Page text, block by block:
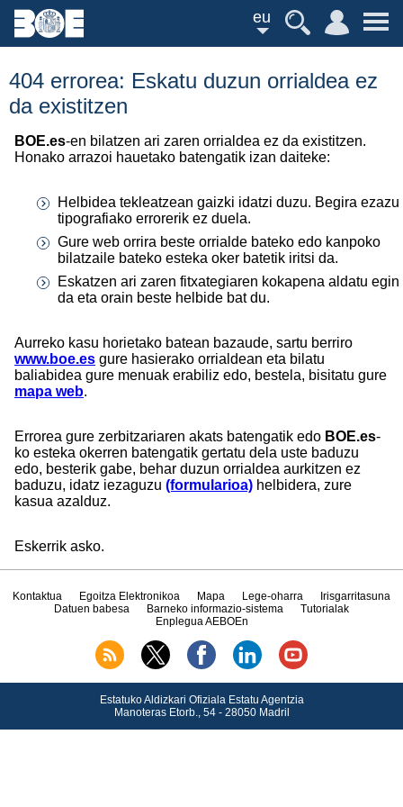
eu
404 errorea: Eskatu duzun orrialdea ez
da existitzen
BOE.es-en bilatzen ari zaren orrialdea ez da existitzen.
Honako arrazoi hauetako batengatik izan daiteke:
Helbidea tekleatzean gaizki idatzi duzu. Begira ezazu
tipografiako errorerik ez duela.
Gure web orrira beste orrialde bateko edo kanpoko
bilatzaile bateko esteka oker batetik iritsi da.
Eskatzen ari zaren fitxategiaren kokapena aldatu egin
da eta orain beste helbide bat du.
Aurreko kasu horietako batean bazaude, sartu berriro
www.boe.es gure hasierako orrialdean eta bilatu
baliabidea gure menuak erabiliz edo, bestela, bisitatu gure
mapa web.
Errorea gure zerbitzariaren akats batengatik edo BOE.es-
ko esteka okerren batengatik gertatu dela uste baduzu
edo, besterik gabe, behar duzun orrialdea aurkitzen ez
baduzu, idatz iezaguzu (formularioa) helbidera, zure
kasua azalduz.
Eskerrik asko.
Kontaktua Egoitza Elektronikoa Mapa Lege-oharra
Irisgarritasuna
Datuen babesa
Barneko informazio-sistema
Tutorialak
Enplegua AEBOEn
Estatuko Aldizkari Ofiziala Estatu Agentzia
Manoteras Etorb., 54 - 28050 Madril